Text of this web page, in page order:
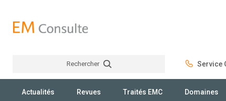
Rechercher Service
Actualités Revues Traités EMC Domaines